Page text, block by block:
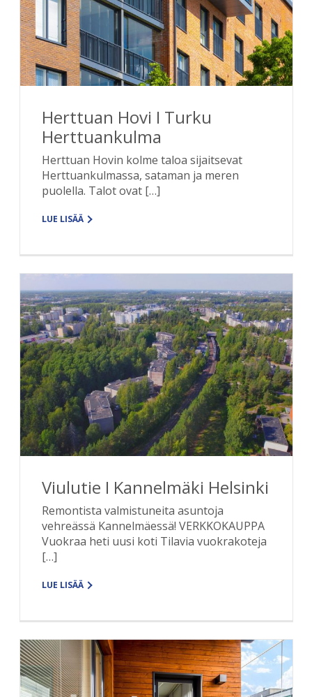
Herttuan Hovi I Turku
Herttuankulma
Herttuan Hovin kolme taloa sijaitsevat
Herttuankulmassa, sataman ja meren
puolella. Talot ovat […]
LUE LISÄÄ
Viulutie I Kannelmäki Helsinki
Remontista valmistuneita asuntoja
vehreässä Kannelmäessä! VERKKOKAUPPA
Vuokraa heti uusi koti Tilavia vuokrakoteja
[…]
LUE LISÄÄ